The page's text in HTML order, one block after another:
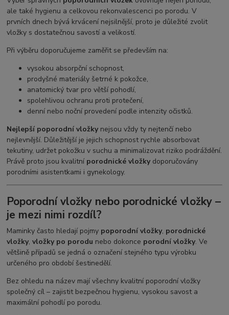
ale také hygienu a celkovou rekonvalescenci po porodu. V
prvních dnech bývá krvácení nejsilnější, proto je důležité zvolit
vložky s dostatečnou savostí a velikostí.
Při výběru doporučujeme zaměřit se především na:
vysokou absorpční schopnost,
prodyšné materiály šetrné k pokožce,
anatomický tvar pro větší pohodlí,
spolehlivou ochranu proti protečení,
denní nebo noční provedení podle intenzity očistků.
Nejlepší poporodní vložkynejsou vždy ty nejtenčí nebo
nejlevnější. Důležitější je jejich schopnost rychle absorbovat
tekutiny, udržet pokožku v suchu a minimalizovat riziko podráždění.
Právě proto jsou kvalitní porodnické vložkydoporučovány
porodními asistentkami i gynekology.
Poporodní vložky nebo porodnické vložky –
je mezi nimi rozdíl?
Maminky často hledají pojmy poporodní vložky, porodnické
vložky,vložky po porodu nebo dokonce porodní vložky. Ve
většině případů se jedná o označení stejného typu výrobku
určeného pro období šestinedělí.
Bez ohledu na název mají všechny kvalitní poporodní vložky
společný cíl – zajistit bezpečnou hygienu, vysokou savost a
maximální pohodlí po porodu.